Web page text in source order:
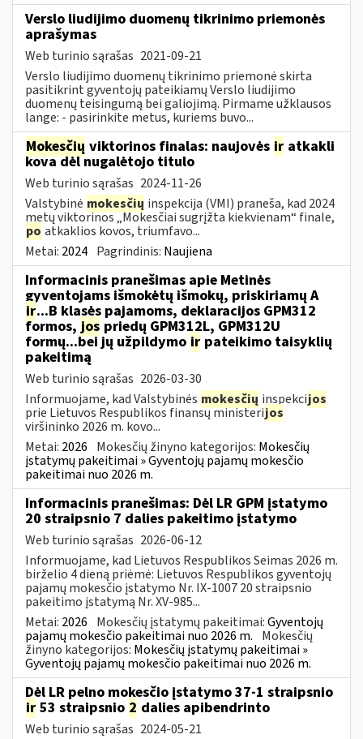
Verslo liudijimo duomenų tikrinimo priemonės
aprašymas
Web turinio sąrašas 2021-09-21
Verslo liudijimo duomenų tikrinimo priemonė skirta
pasitikrint gyventojų pateikiamų Verslo liudijimo
duomenų teisingumą bei galiojimą. Pirmame užklausos
lange: - pasirinkite metus, kuriems buvo...
Mokesčių viktorinos finalas: naujovės ir atkakli
kova dėl nugalėtojo titulo
Web turinio sąrašas 2024-11-26
Valstybinė mokesčių inspekcija (VMI) praneša, kad 2024
metų viktorinos „Mokesčiai sugrįžta kiekvienam“ finale,
po atkaklios kovos, triumfavo...
Metai: 2024 Pagrindinis: Naujiena
Informacinis pranešimas apie Metinės
gyventojams išmokėtų išmokų, priskiriamų A
ir...B klasės pajamoms, deklaracijos GPM312
formos, jos priedų GPM312L, GPM312U
formų...bei jų užpildymo ir pateikimo taisyklių
pakeitimą
Web turinio sąrašas 2026-03-30
Informuojame, kad Valstybinės mokesčių inspekcijos
prie Lietuvos Respublikos finansų ministerijos
viršininko 2026 m. kovo...
Metai: 2026 Mokesčių žinyno kategorijos: Mokesčių
įstatymų pakeitimai » Gyventojų pajamų mokesčio
pakeitimai nuo 2026 m.
Informacinis pranešimas: Dėl LR GPM įstatymo
20 straipsnio 7 dalies pakeitimo įstatymo
Web turinio sąrašas 2026-06-12
Informuojame, kad Lietuvos Respublikos Seimas 2026 m.
birželio 4 dieną priėmė: Lietuvos Respublikos gyventojų
pajamų mokesčio įstatymo Nr. IX-1007 20 straipsnio
pakeitimo įstatymą Nr. XV-985...
Metai: 2026 Mokesčių įstatymų pakeitimai:Gyventojų
pajamų mokesčio pakeitimai nuo 2026 m. Mokesčių
žinyno kategorijos: Mokesčių įstatymų pakeitimai »
Gyventojų pajamų mokesčio pakeitimai nuo 2026 m.
Dėl LR pelno mokesčio įstatymo 37-1 straipsnio
ir 53 straipsnio 2 dalies apibendrinto
Web turinio sąrašas 2024-05-21